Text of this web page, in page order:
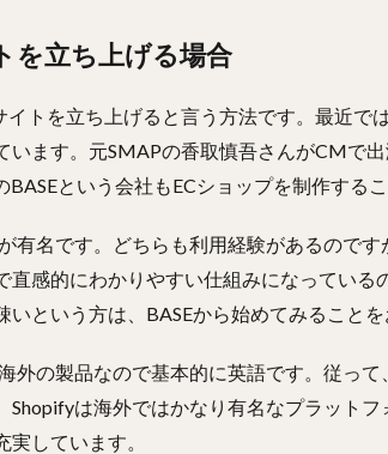
を立ち上げる場合
イトを立ち上げると言う方法です。最近で
います。元SMAPの香取慎吾さんがCMで
BASEという会社もECショップを制作する
有名です。どちらも利用経験があるので
直感的にわかりやすい仕組みになっている
という方は、BASEから始めてみることを
外の製品なので基本的に英語です。従っ
Shopifyは海外ではかなり有名なプラット
しています。